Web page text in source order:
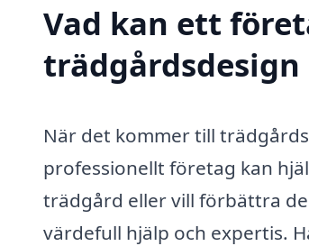
Vad kan ett
När det kommer till
professionellt företag kan
trädgård eller vill förbättra
värdefull hjälp och expertis.